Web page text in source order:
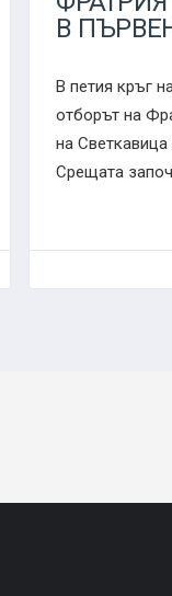
В
В петия кръг
отборът на
на
Срещата